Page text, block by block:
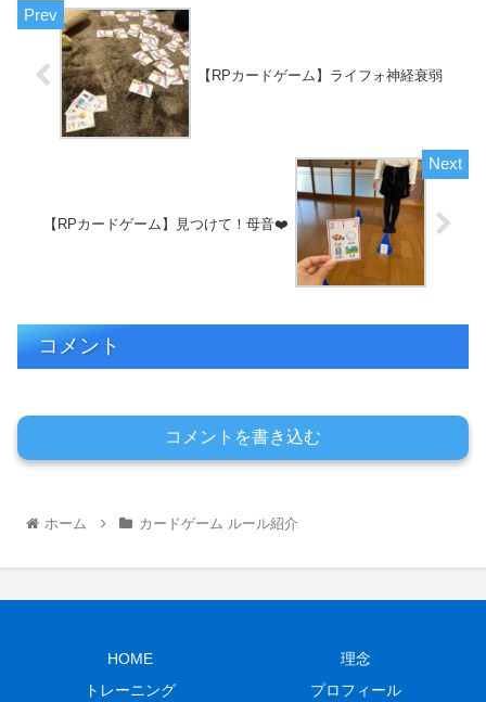
【RPカードゲーム】ライフォ神経衰弱
【RPカードゲーム】見つけて！母音❤️
コメント
コメントを書き込む
ホーム カードゲーム ルール紹介
HOME
理念
トレーニング
プロフィール